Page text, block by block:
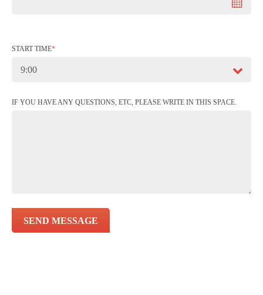
START TIME*
IF YOU HAVE ANY QUESTIONS, ETC, PLEASE WRITE IN THIS SPACE.